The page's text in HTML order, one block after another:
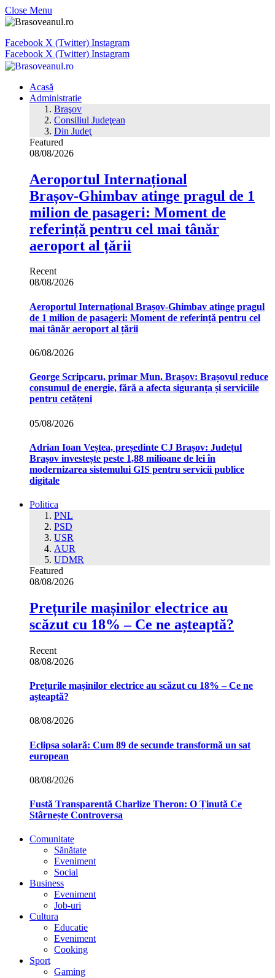
Close Menu
Facebook X (Twitter) Instagram
Facebook X (Twitter) Instagram
Acasă
Administratie
Braşov
Consiliul Judeţean
Din Judeţ
Featured
08/08/2026
Aeroportul Internațional
Brașov‑Ghimbav atinge pragul de 1
milion de pasageri: Moment de
referință pentru cel mai tânăr
aeroport al țării
Recent
08/08/2026
Aeroportul Internațional Brașov‑Ghimbav atinge pragul
de 1 milion de pasageri: Moment de referință pentru cel
mai tânăr aeroport al țării
06/08/2026
George Scripcaru, primar Mun. Brașov: Brașovul reduce
consumul de energie, fără a afecta siguranța și serviciile
pentru cetățeni
05/08/2026
Adrian Ioan Veștea, președinte CJ Brașov: Județul
Brașov investește peste 1,88 milioane de lei în
modernizarea sistemului GIS pentru servicii publice
digitale
Politica
PNL
PSD
USR
AUR
UDMR
Featured
08/08/2026
Prețurile mașinilor electrice au
scăzut cu 18% – Ce ne așteaptă?
Recent
08/08/2026
Prețurile mașinilor electrice au scăzut cu 18% – Ce ne
așteaptă?
08/08/2026
Eclipsa solară: Cum 89 de secunde transformă un sat
european
08/08/2026
Fustă Transparentă Charlize Theron: O Ținută Ce
Stârnește Controversa
Comunitate
Sănătate
Eveniment
Social
Business
Eveniment
Job-uri
Cultura
Educatie
Eveniment
Cooking
Sport
Gaming